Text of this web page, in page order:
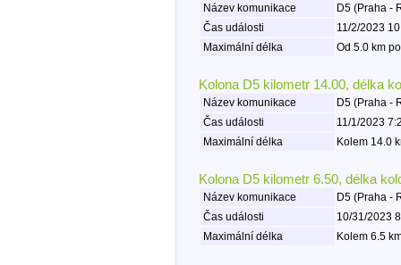
Název komunikace
D5 (Praha -
Čas události
11/2/2023
Maximální délka
Od 5.0 km
Kolona D5 kilometr 14.00, délka
Název komunikace
D5 (Praha -
Čas události
11/1/2023
Maximální délka
Kolem 14.0
Kolona D5 kilometr 6.50, délka
Název komunikace
D5 (Praha -
Čas události
10/31/2023
Maximální délka
Kolem 6.5